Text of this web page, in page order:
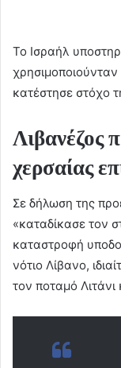
Το Ισραήλ
κατέστησε στόχο
Λιβανέζος
χερσαίας
Σε δήλωση της
«καταδίκασε τον
καταστροφή
νότιο Λίβανο,
τον ποταμό